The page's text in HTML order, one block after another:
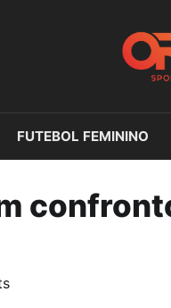
FUTEBOL FEMININO